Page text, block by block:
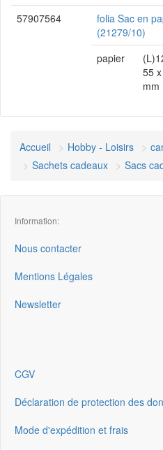
57907564
folia Sac en
(21279/10)
papier
55
mm
Accueil Hobby - Loisirs
Sachets cadeaux
Sacs
Information:
Nous contacter
Mentions Légales
Newsletter
CGV
Déclaration de protection des
Mode d'expédition et frais